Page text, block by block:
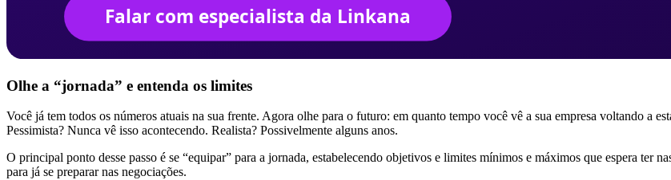
Olhe a “jornada” e entenda os limites
Você já tem todos os números atuais na sua frente. Agora olhe para o futuro: em quanto tempo você vê a sua empresa voltando a
Pessimista? Nunca vê isso acontecendo. Realista? Possivelmente alguns anos.
O principal ponto desse passo é se “equipar” para a jornada, estabelecendo objetivos e limites mínimos e máximos que espera ter
para já se preparar nas negociações.